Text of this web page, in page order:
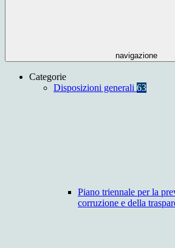
navigazione
Categorie
Disposizioni generali 63
Piano triennale per la
corruzione e della